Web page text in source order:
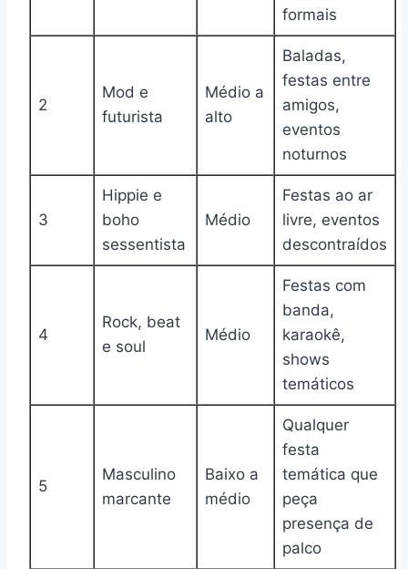
formais
2
Mod e
futurista
Médio a
alto
Baladas,
festas entre
amigos,
eventos
noturnos
3
Hippie e
boho
sessentista
Médio
Festas ao ar
livre, eventos
descontraídos
4
Rock, beat
e soul
Médio
Festas com
banda,
karaokê,
shows
temáticos
5
Masculino
marcante
Baixo a
médio
Qualquer
festa
temática que
peça
presença de
palco